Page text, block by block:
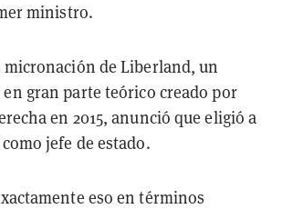
ministro.
micronación de Liberland, un
gran parte teórico creado por
en 2015, anunció que eligió a
jefe de estado.
eso en términos